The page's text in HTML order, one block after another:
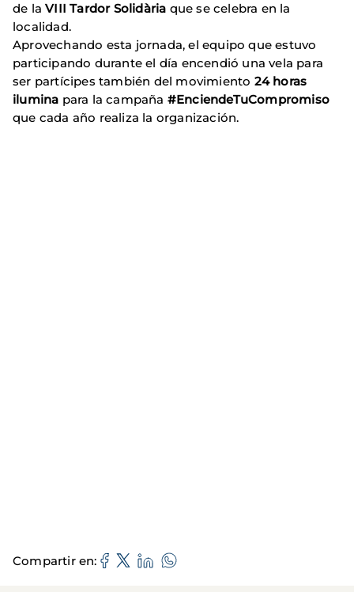
de laVIII Tardor Solidària que se celebra en la
localidad.
Aprovechando esta jornada, el equipo que estuvo
participando durante el día encendió una vela para
ser partícipes también del movimiento 24 horas
ilumina para la campaña #EnciendeTuCompromiso
que cada año realiza la organización.
Compartir en